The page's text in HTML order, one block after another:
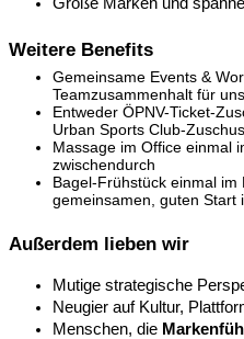
Weitere Benefits
Gemeinsame Events &
Teamzusammenhalt für
Entweder ÖPNV-Ticket-
Urban Sports Club-
Massage im Office einmal
zwischendurch
Bagel-Frühstück einmal
gemeinsamen, guten Start
Außerdem lieben wir
Mutige strategische
Neugier auf Kultur,
Menschen, die